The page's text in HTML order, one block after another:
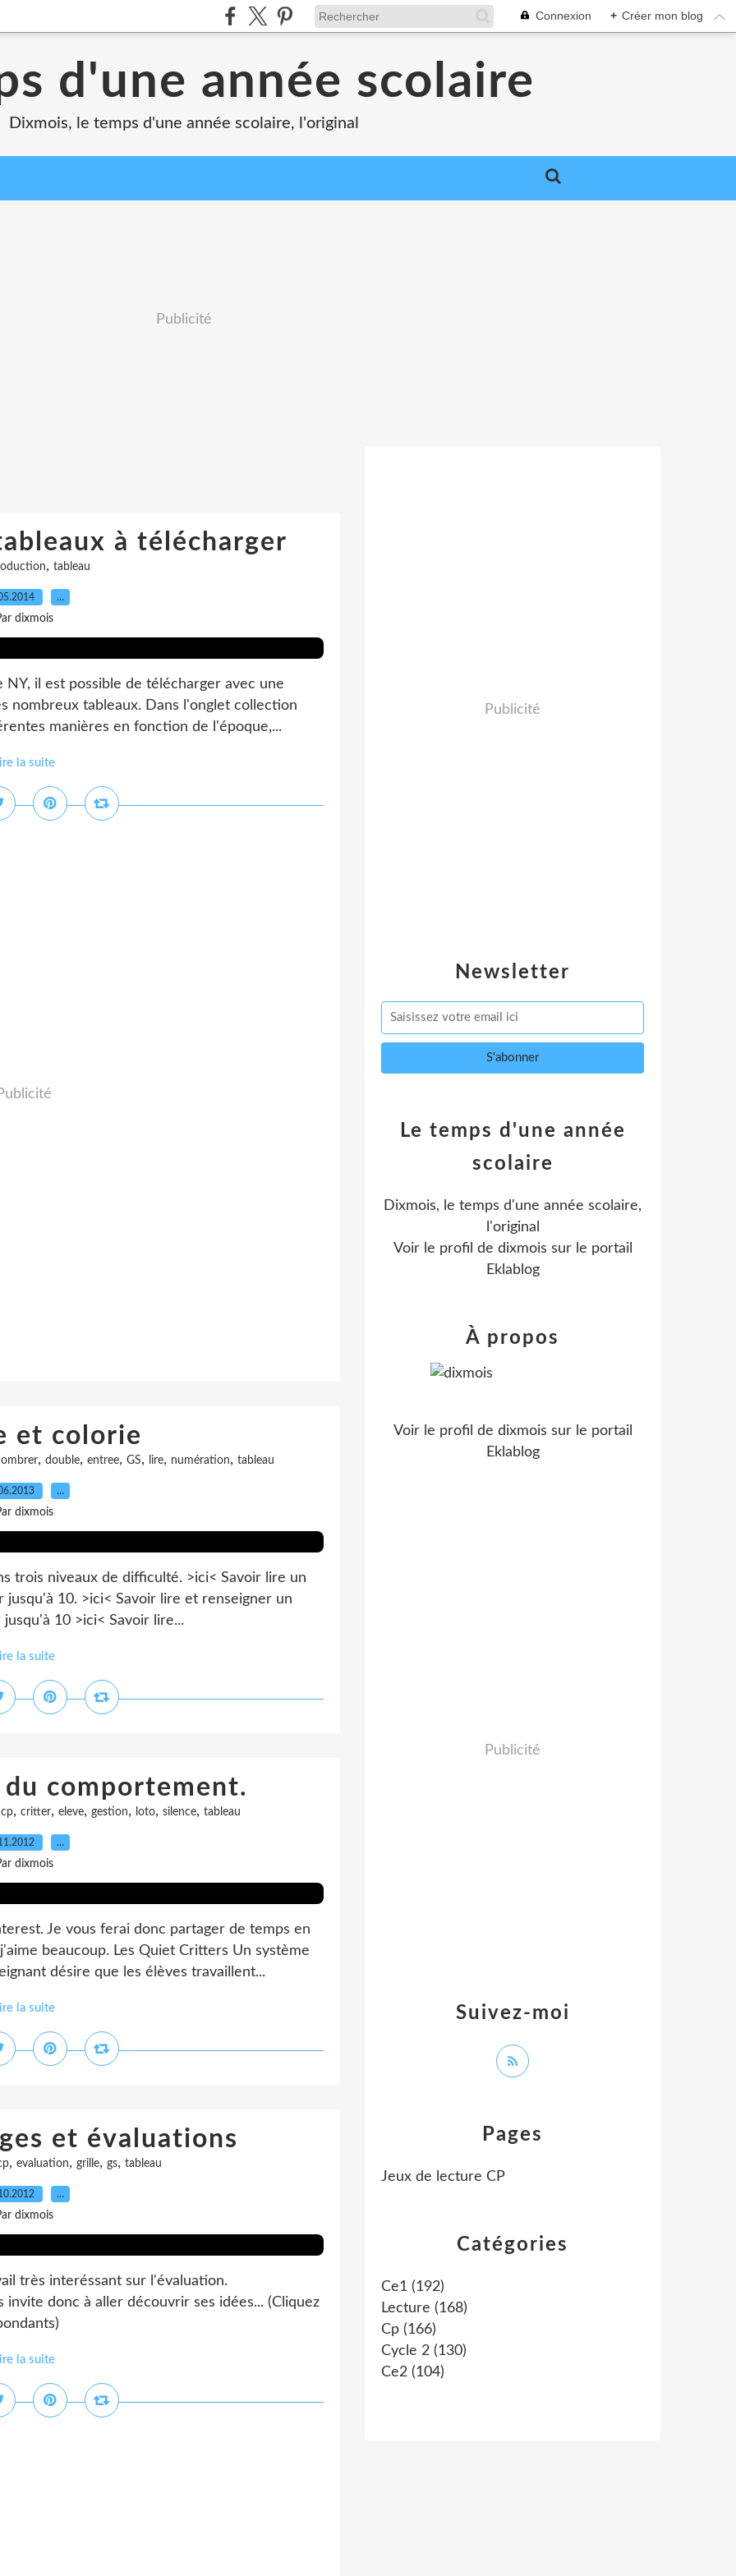
Connexion + Créer mon blog
d'une année scolaire
Dixmois, le temps d'une année scolaire, l'original
Publicité
à télécharger
, tableau
…
dixmois
il est possible de télécharger avec une
nombreux tableaux. Dans l'onglet collection
manières en fonction de l'époque,...
la suite
et colorie
, double, entree, GS, lire, numération, tableau
…
dixmois
trois niveaux de difficulté. >ici< Savoir lire un
10. >ici< Savoir lire et renseigner un
10 >ici< Savoir lire...
la suite
comportement.
cp, critter, eleve, gestion, loto, silence, tableau
…
dixmois
Je vous ferai donc partager de temps en
beaucoup. Les Quiet Critters Un système
désire que les élèves travaillent...
la suite
et évaluations
, evaluation, grille, gs, tableau
…
dixmois
très interéssant sur l'évaluation.
donc à aller découvrir ses idées... (Cliquez
la suite
Newsletter
Publicité
Catégories
Ce1 (192)
Lecture (168)
Cp (166)
Cycle 2 (130)
Ce2 (104)
Pages
Jeux de lecture CP
Le temps d'une année
scolaire
Dixmois, le temps d'une année scolaire,
l'original
Voir le profil de dixmois sur le portail
Eklablog
Suivez-moi
À propos
Voir le profil de dixmois sur le portail
Eklablog
Publicité